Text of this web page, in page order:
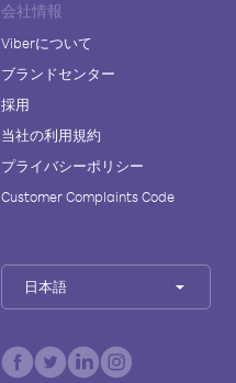
会社情報
Viberについて
ブランドセンター
採用
当社の利用規約
プライバシーポリシー
Customer Complaints Code
日本語